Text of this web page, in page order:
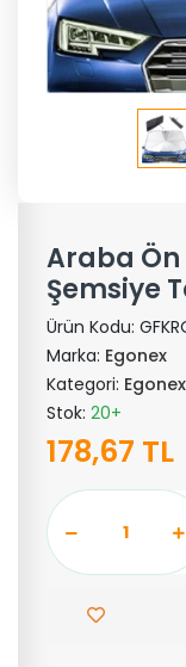
Araba
Şemsiye
Ürün Kodu:
Marka: Egonex
Kategori: Egonex
Stok: 20+
178,67 TL